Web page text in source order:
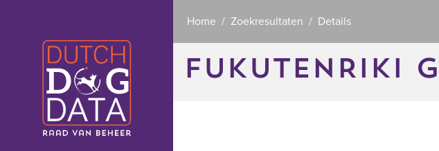
Home Zoekresultaten Details
FUKUTENRIKI